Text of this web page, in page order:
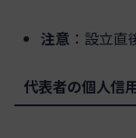
注意 ：設立
代表者の個人信